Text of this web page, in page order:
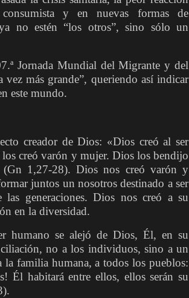
y en nuevas formas de
no estén “los otros”, sino sólo un
Jornada Mundial del Migrante y del
vez más grande”, queriendo así indicar
este mundo.
creador de Dios: «Dios creó al ser
creó varón y mujer. Dios los bendijo
(Gn 1,27-28). Dios nos creó varón y
juntos un nosotros destinado a ser
generaciones. Dios nos creó a su
en la diversidad.
humano se alejó de Dios, Él, en su
no a los individuos, sino a un
familia humana, a todos los pueblos:
Él habitará entre ellos, ellos serán su